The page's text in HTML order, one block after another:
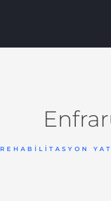
REHABILITASYON